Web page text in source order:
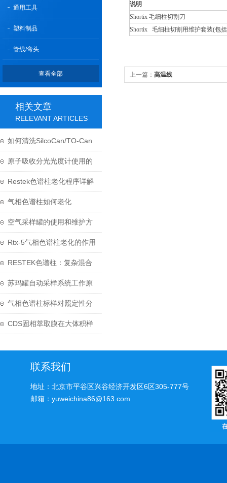
通用工具
塑料制品
管线/弯头
查看全部
相关文章
RELEVANT ARTICLES
如何清洗SilcoCan/TO-Can
苏玛罐呢？
原子吸收分光光度计使用的
吸收池必须洁净
Restek色谱柱老化程序详解
气相色谱柱如何老化
空气采样罐的使用和维护方
法
Rtx-5气相色谱柱老化的作用
和原则是什么？
RESTEK色谱柱：复杂混合
物分离科学的核心
苏玛罐自动采样系统工作原
理
气相色谱柱标样对照定性分
析
CDS固相萃取膜在大体积样
说明
Shortix 毛细柱切割刀
Shortix 毛细柱切割用维护套装(包
上一篇： 高温线
联系我们
地址：北京市平谷区兴谷经济开发区6区305-777号
邮箱：yuweichina86@163.com